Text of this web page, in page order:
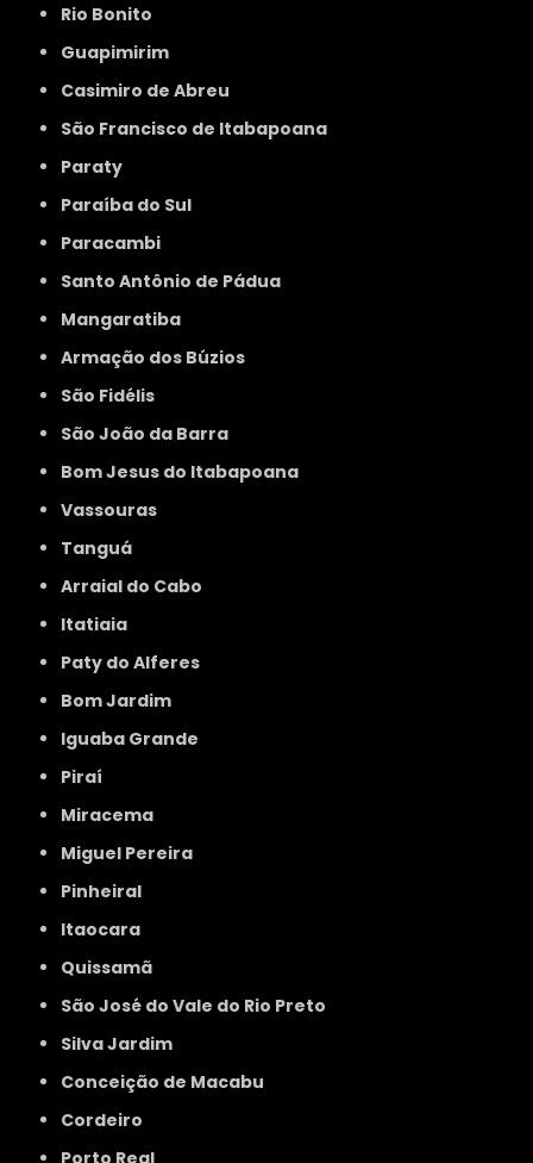
Rio Bonito
Guapimirim
Casimiro de Abreu
São Francisco de Itabapoana
Paraty
Paraíba do Sul
Paracambi
Santo Antônio de Pádua
Mangaratiba
Armação dos Búzios
São Fidélis
São João da Barra
Bom Jesus do Itabapoana
Vassouras
Tanguá
Arraial do Cabo
Itatiaia
Paty do Alferes
Bom Jardim
Iguaba Grande
Piraí
Miracema
Miguel Pereira
Pinheiral
Itaocara
Quissamã
São José do Vale do Rio Preto
Silva Jardim
Conceição de Macabu
Cordeiro
Porto Real